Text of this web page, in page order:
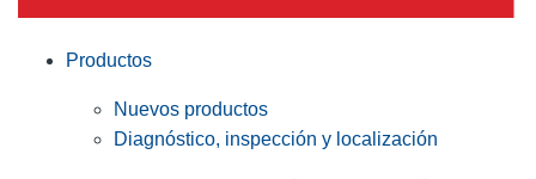
Productos
Nuevos productos
Diagnóstico, inspección y localización